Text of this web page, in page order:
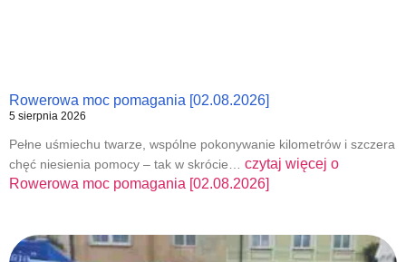
Rowerowa moc pomagania [02.08.2026]
5 sierpnia 2026
Pełne uśmiechu twarze, wspólne pokonywanie kilometrów i szczera
chęć niesienia pomocy – tak w skrócie… czytaj więcej o
Rowerowa moc pomagania [02.08.2026]